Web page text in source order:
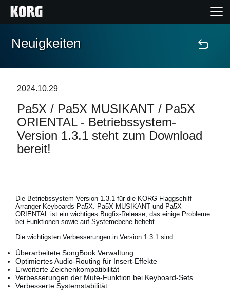
Home
Extras
Events
Händlersuche
Neuigkeiten
Gebiet / Land
Neuigkeiten
2024.10.29
Pa5X / Pa5X MUSIKANT / Pa5X
ORIENTAL - Betriebssystem-
Version 1.3.1 steht zum Download
bereit!
Die Betriebssystem-Version 1.3.1 für die KORG Flaggschiff-
Arranger-Keyboards Pa5X. Pa5X MUSIKANT und Pa5X
ORIENTAL ist ein wichtiges Bugfix-Release, das einige Probleme
bei Funktionen sowie auf Systemebene behebt.
Die wichtigsten Verbesserungen in Version 1.3.1 sind:
Überarbeitete SongBook Verwaltung
Optimiertes Audio-Routing für Insert-Effekte
Erweiterte Zeichenkompatibilität
Verbesserungen der Mute-Funktion bei Keyboard-Sets
Verbesserte Systemstabilität